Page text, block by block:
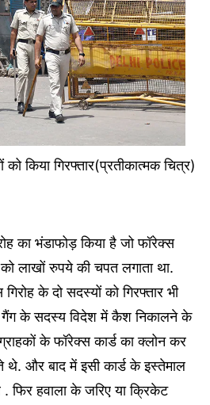
को किया गिरफ्तार(प्रतीकात्मक चित्र)
का भंडाफोड़ किया है जो फॉरेक्स
को लाखों रुपये की चपत लगाता था.
के दो सदस्यों को गिरफ्तार भी
गैंग के सदस्य विदेश में कैश निकालने के
के फॉरेक्स कार्ड का क्लोन कर
थे. और बाद में इसी कार्ड के इस्तेमाल
हवाला के जरिए या क्रिकेट